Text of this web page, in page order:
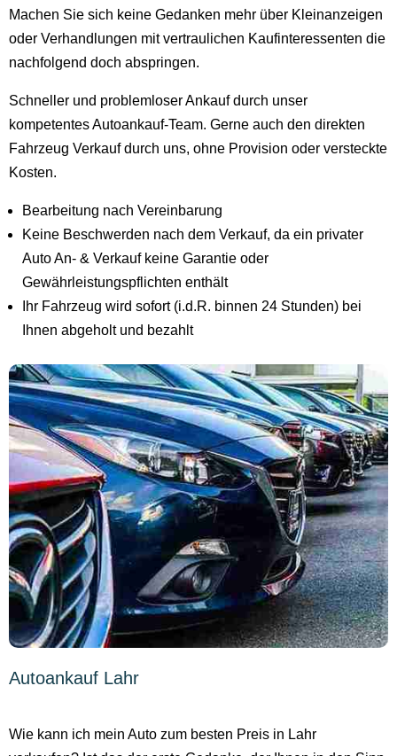
Machen Sie sich keine Gedanken mehr über Kleinanzeigen
oder Verhandlungen mit vertraulichen Kaufinteressenten die
nachfolgend doch abspringen.
Schneller und problemloser Ankauf durch unser
kompetentes Autoankauf-Team. Gerne auch den direkten
Fahrzeug Verkauf durch uns, ohne Provision oder versteckte
Kosten.
Bearbeitung nach Vereinbarung
Keine Beschwerden nach dem Verkauf, da ein privater
Auto An- & Verkauf keine Garantie oder
Gewährleistungspflichten enthält
Ihr Fahrzeug wird sofort (i.d.R. binnen 24 Stunden) bei
Ihnen abgeholt und bezahlt
Autoankauf Lahr
Wie kann ich mein Auto zum besten Preis in Lahr